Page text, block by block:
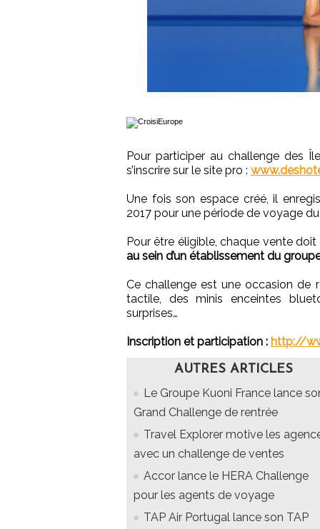
Pour participer au challenge des
s’inscrire sur le site pro :
Une fois son espace créé, il
2017 pour une période de voyage
Pour être éligible, chaque vente doit
au sein d’un établissement du
Ce challenge est une occasion de
tactile, des minis enceintes
surprises…
Inscription et participation : http://
AUTRES ARTICLES
Le Groupe Kuoni France lance
Grand Challenge de rentrée
Travel Explorer motive les
avec un challenge de ventes
Accor lance le HERA Challenge
pour les agents de voyage
TAP Air Portugal lance son TAP